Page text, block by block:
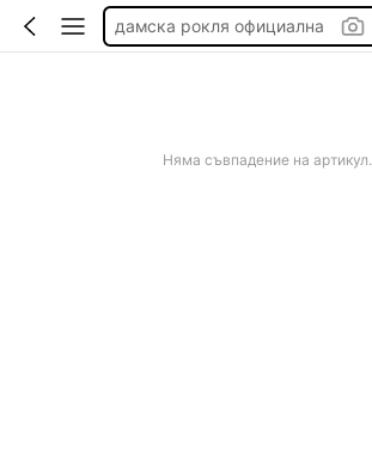
дамска рокля официална
Няма съвпадение на артикул.